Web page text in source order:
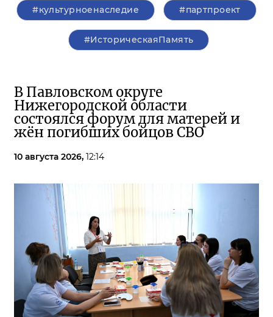
#культурноенаследие #партпроект
#ИсторическаяПамять
В Павловском округе
Нижегородской области
состоялся форум для матерей и
жён погибших бойцов СВО
10 августа 2026, 12:14